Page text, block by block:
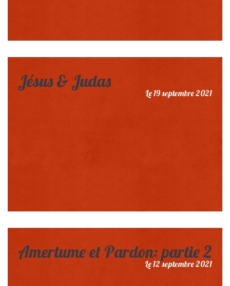
Jésus & Judas
Le 19 septembre 2021
Amertume et Pardon: partie 2
Le 12 septembre 2021